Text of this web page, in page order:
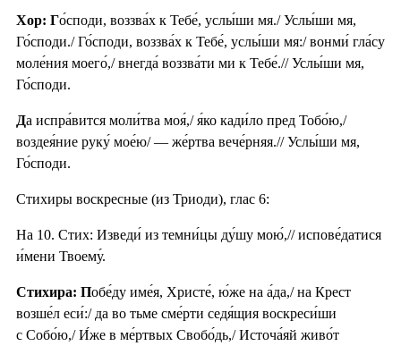
Хор: Го́споди, воззва́х к Тебе́, услы́ши мя./ Услы́ши мя,
Го́споди./ Го́споди, воззва́х к Тебе́, услы́ши мя:/ вонми́ гла́су
моле́ния моего́,/ внегда́ воззва́ти ми к Тебе́.// Услы́ши мя,
Го́споди.
Да испра́вится моли́тва моя́,/ я́ко кади́ло пред Тобо́ю,/
воздея́ние руку́ мое́ю/ — же́ртва вече́рняя.// Услы́ши мя,
Го́споди.
Стихиры воскресные (из Триоди), глас 6:
На 10. Стих: Изведи́ из темни́цы ду́шу мою́,// испове́датися
и́мени Твоему́.
Стихира: Побе́ду име́я, Христе́, ю́же на а́да,/ на Крест
возше́л еси́:/ да во тьме сме́рти седя́щия воскреси́ши
с Собо́ю,/ И́же в ме́ртвых Свобо́дь,/ Источа́яй живо́т